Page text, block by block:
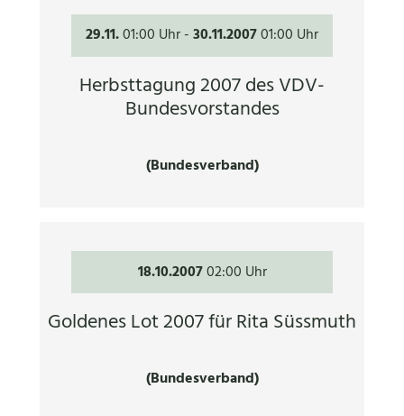
29.11.01:00 Uhr-30.11.200701:00 Uhr
Herbsttagung 2007 des VDV-
Bundesvorstandes
(Bundesverband)
18.10.200702:00 Uhr
Goldenes Lot 2007 für Rita Süssmuth
(Bundesverband)